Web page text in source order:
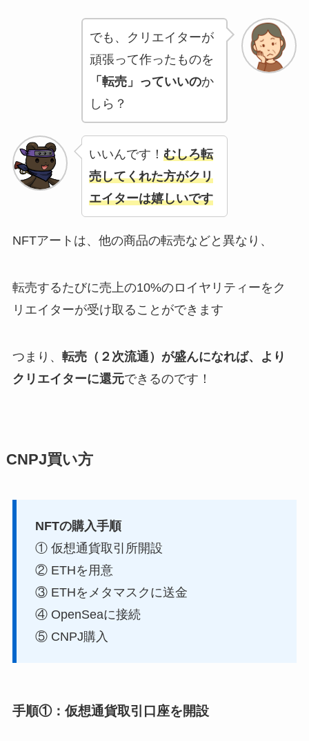
でも、クリエイターが
頑張って作ったものを
「転売」っていいのか
しら？
いいんです！ むしろ転
売してくれた方がクリ
エイターは嬉しいです
NFTアートは、他の商品の転売などと異なり、
転売するたびに売上の10%のロイヤリティーをク
リエイターが受け取ることができます
つまり、 転売（２次流通）が盛んになれば、より
クリエイターに還元できるのです！
CNPJ買い方
NFTの購入手順
① 仮想通貨取引所開設
② ETHを用意
③ ETHをメタマスクに送金
④ OpenSeaに接続
⑤ CNPJ購入
手順①：仮想通貨取引口座を開設